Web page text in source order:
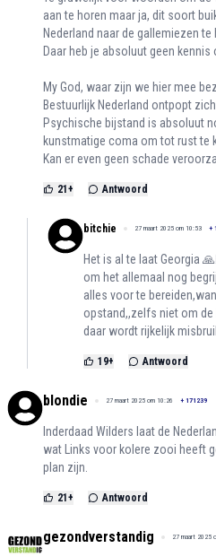
aan te horen maar ja, dit soort
Nederland naar de gallemiezen te
Daar heb je absoluut geen
My God, waar zijn we hier mee
Bestuurlijk Nederland ontpopt
Psychische bijstand is absoluut
kunstmatige coma om tot rust te
Kan er even geen schade
21 + Antwoord
bitchie 27 maart 2025 om 10:53 +
Het is al te laat Georgia
om het allemaal nog
alles voor te
opstand,,zelfs niet om de
daar wordt rijkelijk
19+ Antwoord
blondie 27 maart 2025 om 10:26 + 171239
Inderdaad Wilders laat de
wat Links voor kolere zooi heeft
plan zijn.
21 + Antwoord
gezondverstandig 27 maart 2025